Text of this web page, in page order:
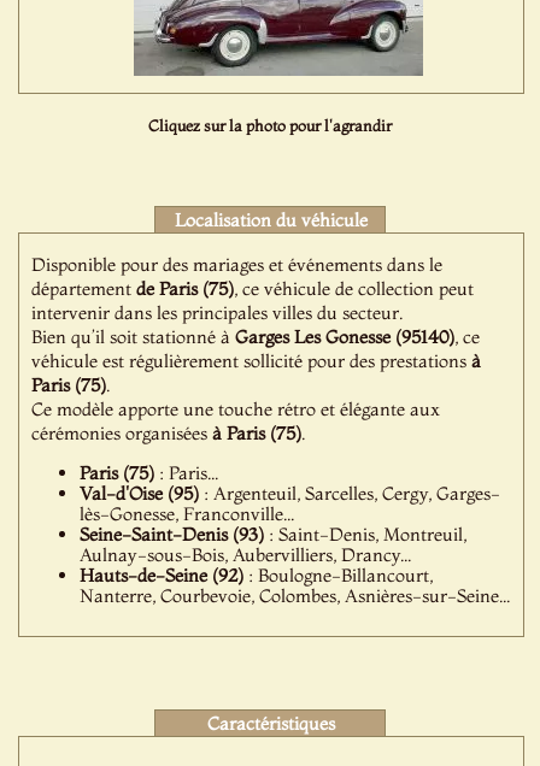
Cliquez sur la photo pour l'agrandir
Localisation du véhicule
Disponible pour des mariages et événements dans le
départementde Paris (75), ce véhicule de collection peut
intervenir dans les principales villes du secteur.
Bien qu’il soit stationné àGarges Les Gonesse (95140), ce
véhicule est régulièrement sollicité pour des prestationsà
Paris (75).
Ce modèle apporte une touche rétro et élégante aux
cérémonies organiséesà Paris (75).
Paris (75) : Paris...
Val-d'Oise (95) : Argenteuil, Sarcelles, Cergy, Garges-
lès-Gonesse, Franconville...
Seine-Saint-Denis (93) : Saint-Denis, Montreuil,
Aulnay-sous-Bois, Aubervilliers, Drancy...
Hauts-de-Seine (92) : Boulogne-Billancourt,
Nanterre, Courbevoie, Colombes, Asnières-sur-Seine...
Caractéristiques